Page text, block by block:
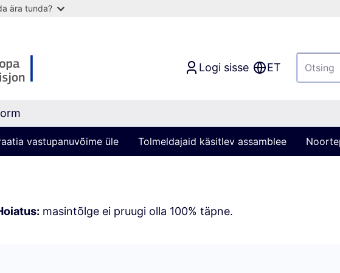
ära tunda?
Logi sisse ET
vastupanuvõime üle Tolmeldajaid käsitlev assamblee
masintõlge ei pruugi olla 100% täpne.